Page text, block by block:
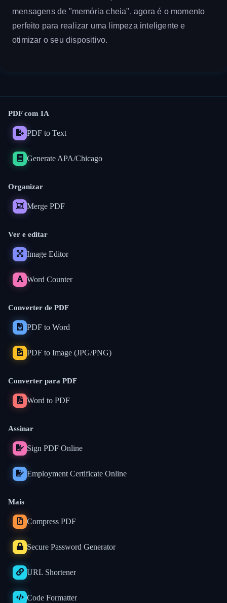
mensagens de "memória cheia", agora é o momento
perfeito para realizar uma limpeza inteligente e
otimizar o seu dispositivo.
PDF com IA
PDF to Text
Generate APA/Chicago
Organizar
Merge PDF
Ver e editar
Image Editor
Word Counter
Converter de PDF
PDF to Word
PDF to Image (JPG/PNG)
Converter para PDF
Word to PDF
Assinar
Sign PDF Online
Employment Certificate Online
Mais
Compress PDF
Secure Password Generator
URL Shortener
Code Formatter